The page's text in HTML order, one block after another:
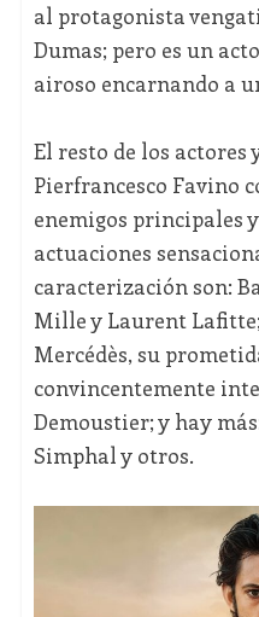
al protagonista
Dumas; pero es un
airoso encarnando a
El resto de los actores
Pierfrancesco Favino
enemigos principales
actuaciones
caracterización son:
Mille y Laurent
Mercédès, su
convincentemente
Demoustier; y hay
Simphal y otros.